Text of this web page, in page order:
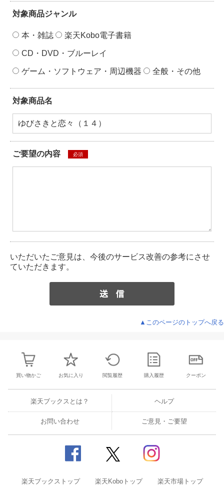
対象商品ジャンル
本・雑誌 楽天Kobo電子書籍
CD・DVD・ブルーレイ
ゲーム・ソフトウェア・周辺機器 全般・その他
対象商品名
ご要望の内容 必須
いただいたご意見は、今後のサービス改善の参考にさせ
ていただきます。
▲このページのトップへ戻る
買い物かご お気に入り 閲覧履歴 購入履歴 クーポン
楽天ブックスとは？ ヘルプ
お問い合わせ ご意見・ご要望
楽天ブックストップ 楽天Koboトップ 楽天市場トップ